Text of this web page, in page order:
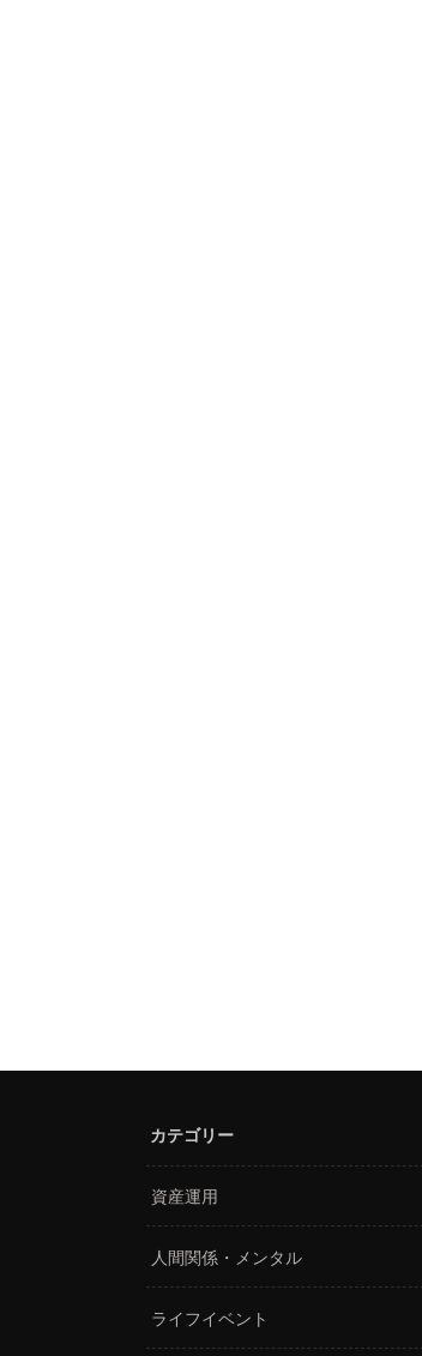
カテゴリー
資産運用
人間関係・メンタル
ライフイベント